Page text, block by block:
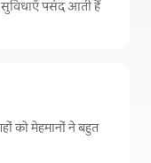
पसंद आती हैं
को मेहमानों ने बहुत